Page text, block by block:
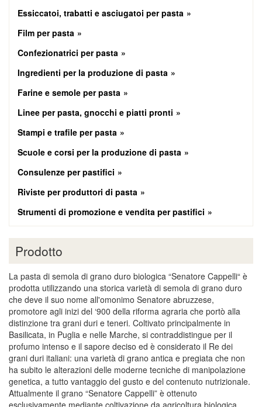
Essiccatoi, trabatti e asciugatoi per pasta
Film per pasta
Confezionatrici per pasta
Ingredienti per la produzione di pasta
Farine e semole per pasta
Linee per pasta, gnocchi e piatti pronti
Stampi e trafile per pasta
Scuole e corsi per la produzione di pasta
Consulenze per pastifici
Riviste per produttori di pasta
Strumenti di promozione e vendita per pastifici
Prodotto
La pasta di semola di grano duro biologica “Senatore Cappelli“ è
prodotta utilizzando una storica varietà di semola di grano duro
che deve il suo nome all'omonimo Senatore abruzzese,
promotore agli inizi del ‘900 della riforma agraria che portò alla
distinzione tra grani duri e teneri. Coltivato principalmente in
Basilicata, in Puglia e nelle Marche, si contraddistingue per il
profumo intenso e il sapore deciso ed è considerato il Re dei
grani duri italiani: una varietà di grano antica e pregiata che non
ha subito le alterazioni delle moderne tecniche di manipolazione
genetica, a tutto vantaggio del gusto e del contenuto nutrizionale.
Attualmente il grano “Senatore Cappelli” è ottenuto
esclusivamente mediante coltivazione da agricoltura biologica.